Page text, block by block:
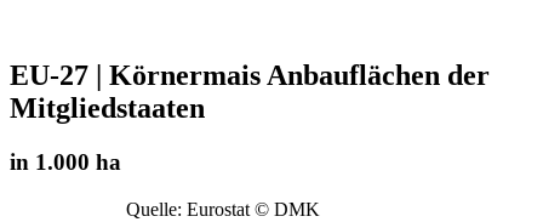
EU-27 | Körnermais Anbauflächen der
Mitgliedstaaten
in 1.000 ha
Quelle: Eurostat © DMK